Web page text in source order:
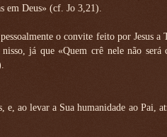
em Deus» (cf. Jo 3,21).
o convite feito por Jesus
já que «Quem crê nele não será
ao levar a Sua humanidade ao Pai,